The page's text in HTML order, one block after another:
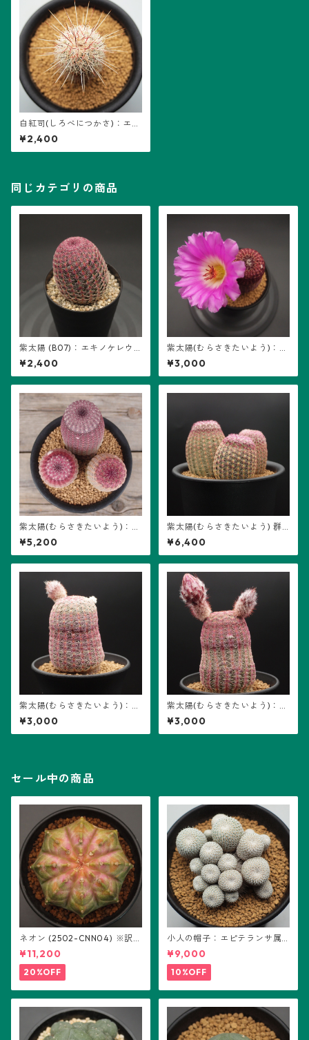
白紅司(しろべにつかさ)：エキ
ノケレウス属 (B01)
¥2,400
同じカテゴリの商品
紫太陽 (B07)：エキノケレウ
ス属 ※実生
¥2,400
紫太陽(むらさきたいよう)：エ
キノケレウス属 (B05) ※実生
¥3,000
紫太陽(むらさきたいよう)：エ
キノケレウス属 (B06) ※実生
¥5,200
紫太陽(むらさきたいよう) 群
生：エキノケレウス属 (B01)
※実生
¥6,400
紫太陽(むらさきたいよう)：エ
キノケレウス属 (B04) ※実生
¥3,000
紫太陽(むらさきたいよう)：エ
キノケレウス属 (B03) ※実生
¥3,000
セール中の商品
ネオン (2502-CNN04) ※訳あ
り：ギムノカリキウム属 ※実
生
¥11,200
20%OFF
小人の帽子：エピテランサ属
(B01)
¥9,000
10%OFF